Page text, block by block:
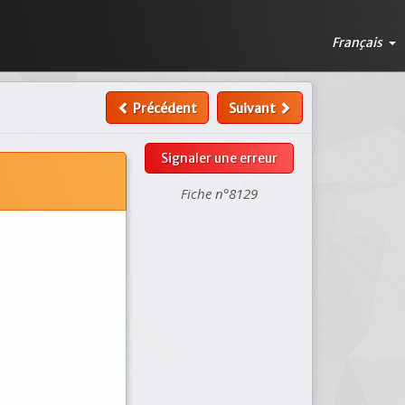
Français
Précédent Suivant
Signaler une erreur
Fiche n°8129